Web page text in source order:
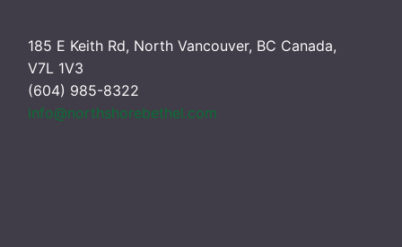
185 E Keith Rd, North Vancouver, BC Canada,
V7L 1V3
(604) 985-8322
info@northshorebethel.com